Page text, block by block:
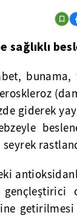
sağlıklı
giderek
seyrek